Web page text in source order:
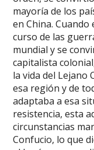
mayoría de los
en China. Cuando
curso de las
mundial y se
capitalista
la vida del Lejano
esa región y de
adaptaba a esa
resistencia, esta
circunstancias
Confucio, lo que